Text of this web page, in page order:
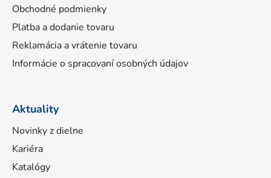
Obchodné podmienky
Platba a dodanie tovaru
Reklamácia a vrátenie tovaru
Informácie o spracovaní osobných údajov
Aktuality
Novinky z dielne
Kariéra
Katalógy